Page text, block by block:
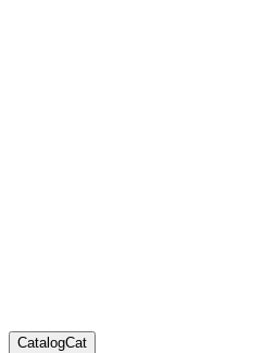
CatalogCat